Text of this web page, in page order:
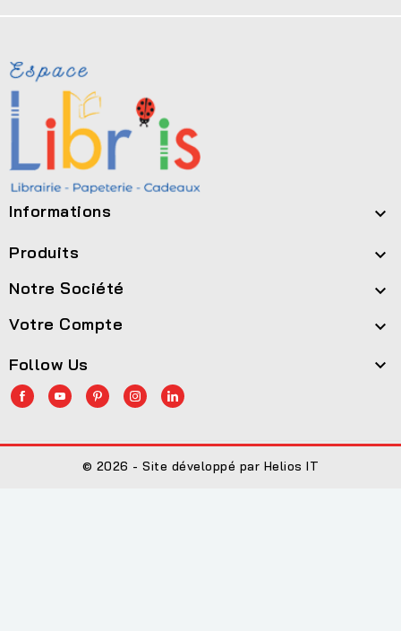
Informations 
Produits 
Notre Société 
Votre Compte 
Follow Us 
© 2026 - Site développé par Helios IT